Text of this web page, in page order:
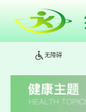
无障碍